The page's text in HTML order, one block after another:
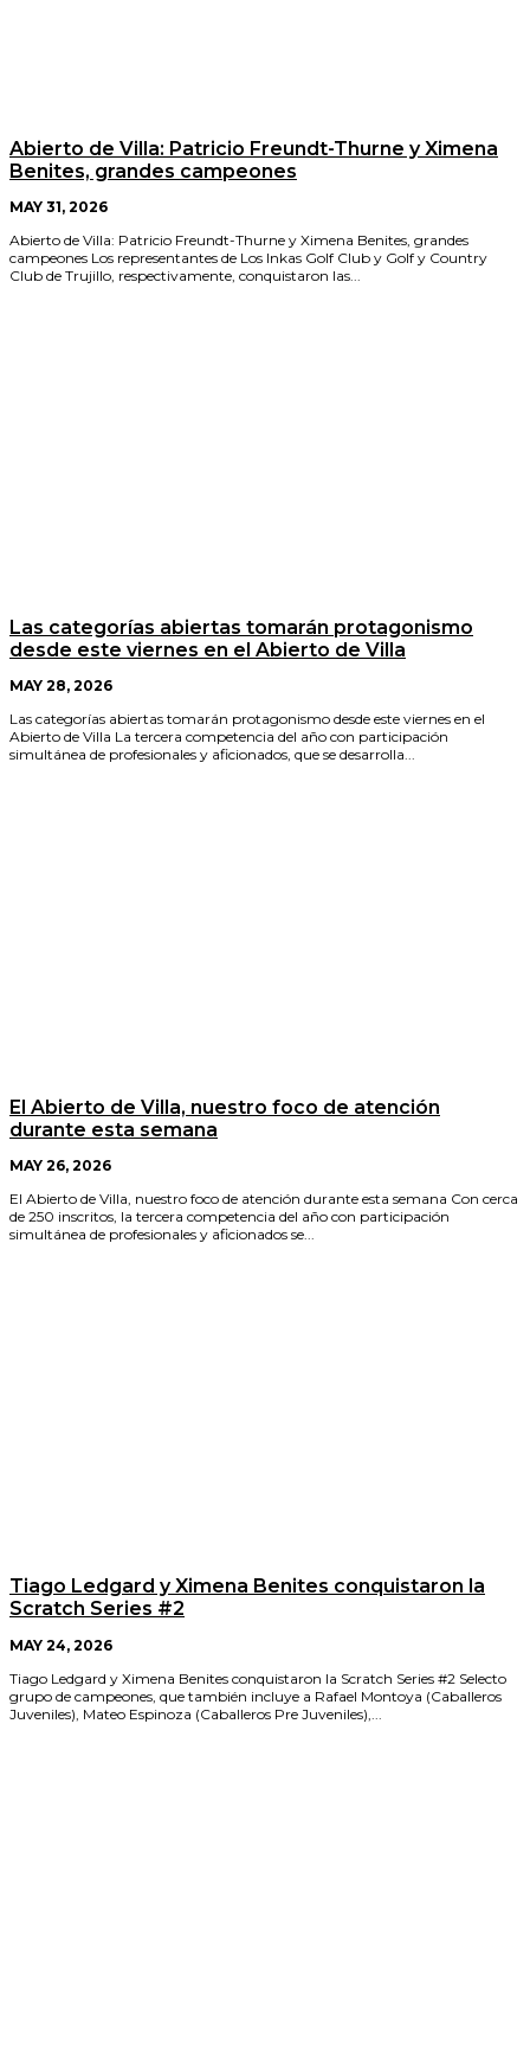
Abierto de Villa: Patricio Freundt-Thurne y Ximena
Benites, grandes campeones
MAY 31, 2026
Abierto de Villa: Patricio Freundt-Thurne y Ximena Benites, grandes
campeones Los representantes de Los Inkas Golf Club y Golf y Country
Club de Trujillo, respectivamente, conquistaron las...
Las categorías abiertas tomarán protagonismo
desde este viernes en el Abierto de Villa
MAY 28, 2026
Las categorías abiertas tomarán protagonismo desde este viernes en el
Abierto de Villa La tercera competencia del año con participación
simultánea de profesionales y aficionados, que se desarrolla...
El Abierto de Villa, nuestro foco de atención
durante esta semana
MAY 26, 2026
El Abierto de Villa, nuestro foco de atención durante esta semana Con cerca
de 250 inscritos, la tercera competencia del año con participación
simultánea de profesionales y aficionados se...
Tiago Ledgard y Ximena Benites conquistaron la
Scratch Series #2
MAY 24, 2026
Tiago Ledgard y Ximena Benites conquistaron la Scratch Series #2 Selecto
grupo de campeones, que también incluye a Rafael Montoya (Caballeros
Juveniles), Mateo Espinoza (Caballeros Pre Juveniles),...